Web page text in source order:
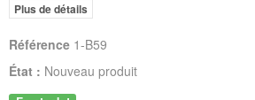
Plus de détails
Référence 1-B59
État : Nouveau produit